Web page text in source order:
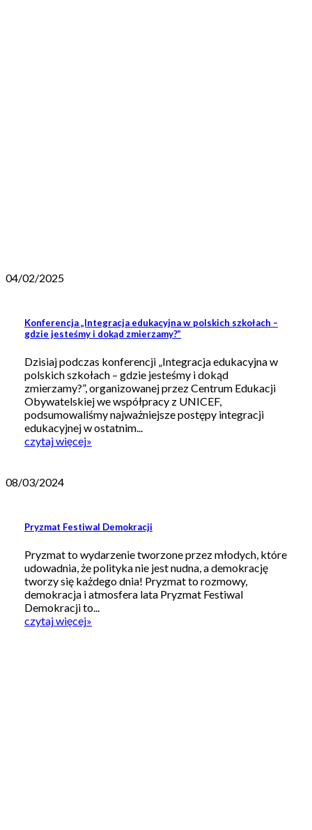
04/02/2025
Konferencja „Integracja edukacyjna w polskich szkołach –
gdzie jesteśmy i dokąd zmierzamy?”
Dzisiaj podczas konferencji „Integracja edukacyjna w
polskich szkołach – gdzie jesteśmy i dokąd
zmierzamy?”, organizowanej przez Centrum Edukacji
Obywatelskiej we współpracy z UNICEF,
podsumowaliśmy najważniejsze postępy integracji
edukacyjnej w ostatnim...
czytaj więcej»
08/03/2024
Pryzmat Festiwal Demokracji
Pryzmat to wydarzenie tworzone przez młodych, które
udowadnia, że polityka nie jest nudna, a demokrację
tworzy się każdego dnia! Pryzmat to rozmowy,
demokracja i atmosfera lata Pryzmat Festiwal
Demokracji to...
czytaj więcej»